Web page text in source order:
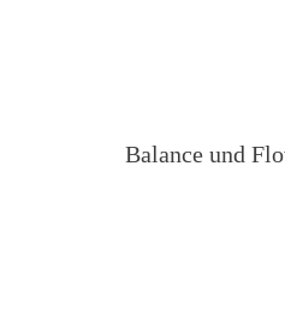
Balance und